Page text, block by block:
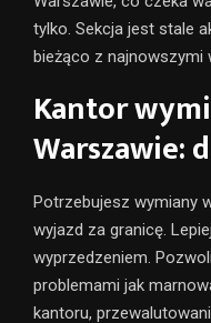
tylko. Sekcja jest stale
bieżąco z najnowszymi
Kantor
Warszawie:
Potrzebujesz wymiany
wyjazd za granicę.
wyprzedzeniem.
problemami jak
kantoru,